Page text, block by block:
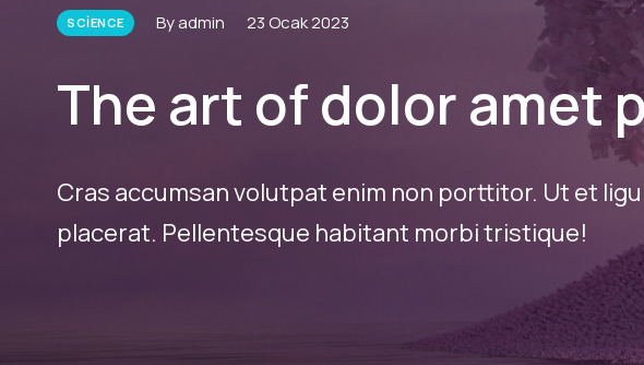
SCIENCE By admin 23 Ocak 2023
The art of dolor amet
Cras accumsan volutpat enim non porttitor. Ut et
placerat. Pellentesque habitant morbi tristique!